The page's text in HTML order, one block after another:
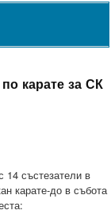
карате за СК
14 състезатели в
карате-до в събота